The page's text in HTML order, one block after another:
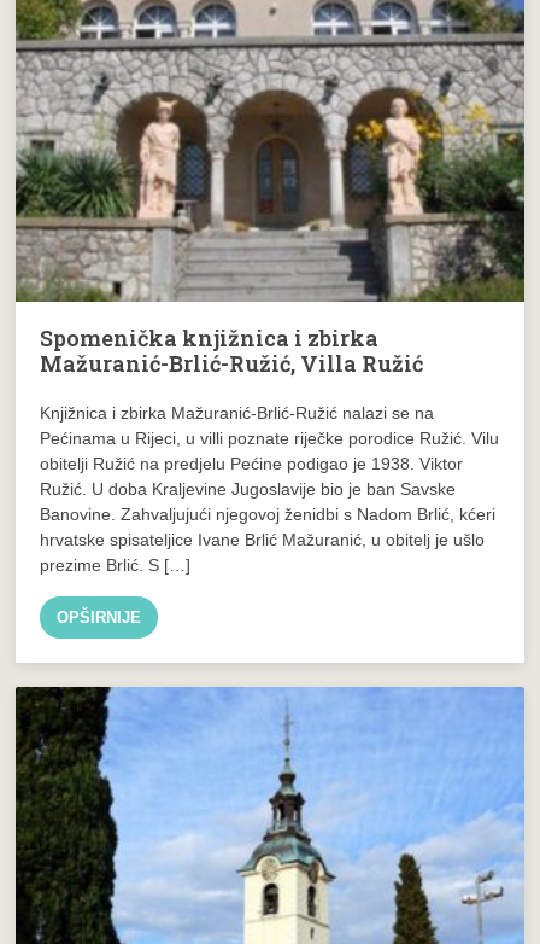
Spomenička knjižnica i zbirka
Mažuranić-Brlić-Ružić, Villa Ružić
Knjižnica i zbirka Mažuranić-Brlić-Ružić nalazi se na
Pećinama u Rijeci, u villi poznate riječke porodice Ružić. Vilu
obitelji Ružić na predjelu Pećine podigao je 1938. Viktor
Ružić. U doba Kraljevine Jugoslavije bio je ban Savske
Banovine. Zahvaljujući njegovoj ženidbi s Nadom Brlić, kćeri
hrvatske spisateljice Ivane Brlić Mažuranić, u obitelj je ušlo
prezime Brlić. S […]
OPŠIRNIJE